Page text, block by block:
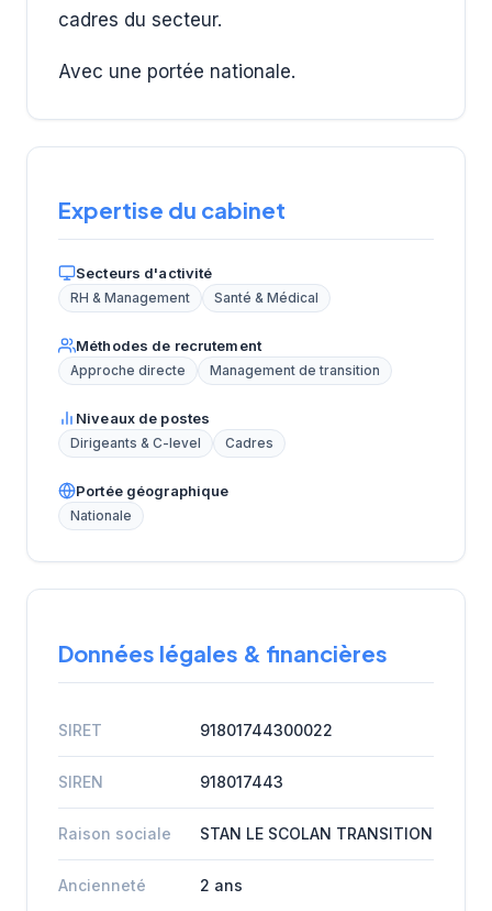
cadres du secteur.
Avec une portée nationale.
Expertise du cabinet
Secteurs d'activité
RH & Management Santé & Médical
Méthodes de recrutement
Approche directe Management de transition
Niveaux de postes
Dirigeants & C-level Cadres
Portée géographique
Nationale
Données légales & financières
SIRET 91801744300022
SIREN 918017443
Raison sociale STAN LE SCOLAN TRANSITION
Ancienneté 2 ans